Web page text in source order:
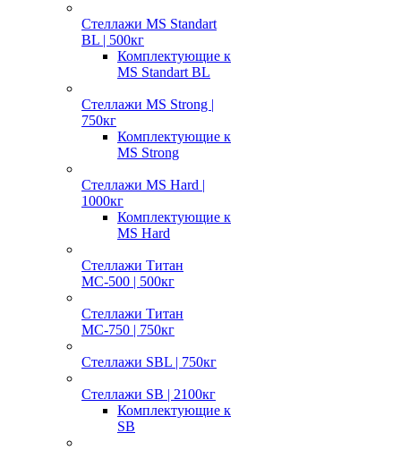
Стеллажи MS Standart
BL | 500кг
Комплектующие к
MS Standart BL
Стеллажи MS Strong |
750кг
Комплектующие к
MS Strong
Стеллажи MS Hard |
1000кг
Комплектующие к
MS Hard
Стеллажи Титан
МС-500 | 500кг
Стеллажи Титан
МС-750 | 750кг
Стеллажи SBL | 750кг
Стеллажи SB | 2100кг
Комплектующие к
SB